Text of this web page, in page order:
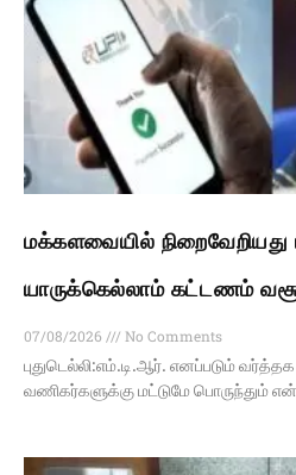
மக்களவையில் நிறைவேறியது
யாருக்கெல்லாம் கட்டணம்
07/08/2026
No Comments
புதுடெல்லி:எம்.டி.ஆர். எனப்படும்
வணிகர்களுக்கு மட்டுமே பொருந்தும்